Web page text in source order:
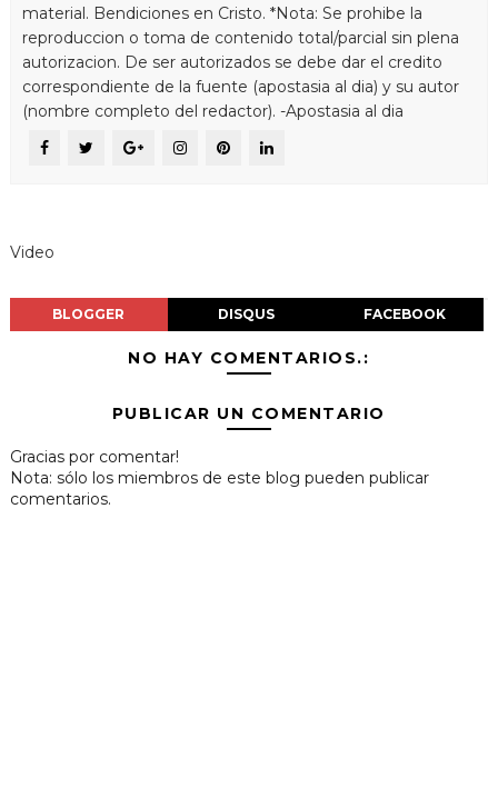
material. Bendiciones en Cristo. *Nota: Se prohibe la
reproduccion o toma de contenido total/parcial sin plena
autorizacion. De ser autorizados se debe dar el credito
correspondiente de la fuente (apostasia al dia) y su autor
(nombre completo del redactor). -Apostasia al dia
Video
BLOGGER DISQUS FACEBOOK
NO HAY COMENTARIOS.:
PUBLICAR UN COMENTARIO
Gracias por comentar!
Nota: sólo los miembros de este blog pueden publicar
comentarios.